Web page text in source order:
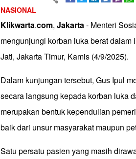
NASIONAL
Klikwarta.com, Jakarta- Menteri
mengunjungi korban luka berat
Jati, Jakarta Timur, Kamis (4/9/2025).
Dalam kunjungan tersebut, Gus Ipul
secara langsung kepada korban luka
merupakan bentuk kependulian
baik dari unsur masyarakat maupun
Satu persatu pasien yang masih